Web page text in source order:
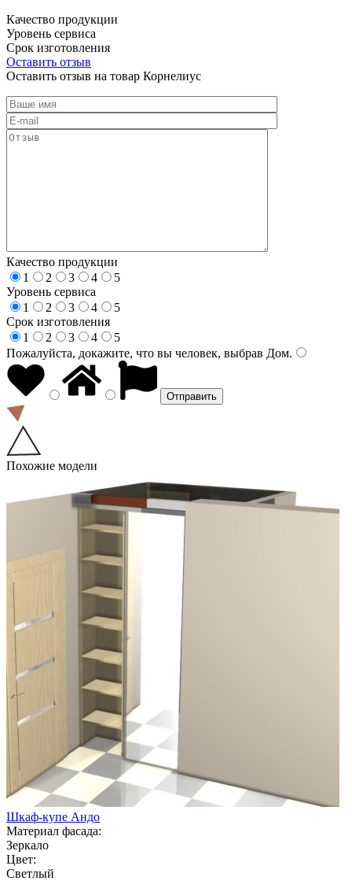
Качество продукции
Уровень сервиса
Срок изготовления
Оставить отзыв
Оставить отзыв на товар Корнелиус
Качество продукции
1
2 3 4
5
Уровень сервиса
1
2 3 4
5
Срок изготовления
1
2 3 4
5
Пожалуйста, докажите, что вы человек, выбрав Дом.
Похожие модели
Шкаф-купе Андо
Материал фасада:
Зеркало
Цвет:
Светлый